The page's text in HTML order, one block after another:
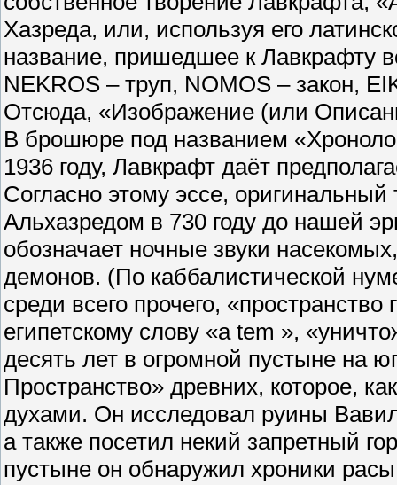
Хазреда, или, используя его
название, пришедшее к Лавкрафту
NEKROS – труп, NOMOS – закон,
Отсюда, «Изображение (или
В брошюре под названием
1936 году, Лавкрафт даёт
Согласно этому эссе,
Альхазредом в 730 году до нашей
обозначает ночные звуки
демонов. (По каббалистической
среди всего прочего,
египетскому слову «а tem »,
десять лет в огромной пустыне на
Пространство» древних, которое,
духами. Он исследовал руины
а также посетил некий запретный
пустыне он обнаружил хроники